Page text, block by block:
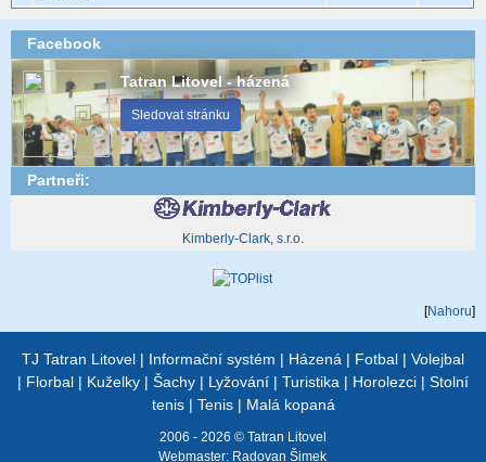
Facebook
Tatran Litovel - házená
Sledovat stránku
Partneři:
Kimberly-Clark, s.r.o.
[Nahoru]
TJ Tatran Litovel | Informační systém | Házená | Fotbal | Volejbal
| Florbal | Kuželky | Šachy | Lyžování | Turistika | Horolezci | Stolní
tenis| Tenis| Malá kopaná
2006 - 2026 © Tatran Litovel
Webmaster: Radovan Šimek